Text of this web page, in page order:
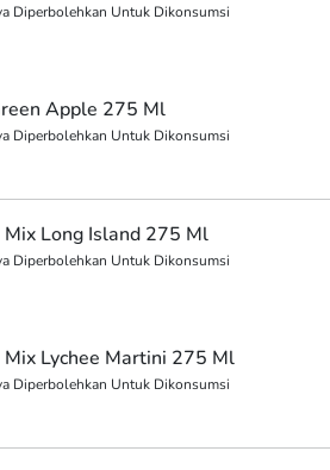
Diperbolehkan Untuk Dikonsumsi
Apple 275 Ml
Diperbolehkan Untuk Dikonsumsi
Long Island 275 Ml
Diperbolehkan Untuk Dikonsumsi
Lychee Martini 275 Ml
Diperbolehkan Untuk Dikonsumsi